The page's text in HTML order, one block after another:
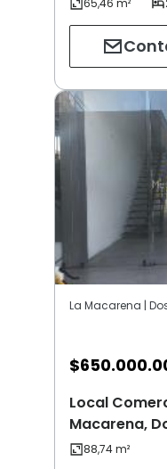
La Macarena |
$
Local
Macarena,